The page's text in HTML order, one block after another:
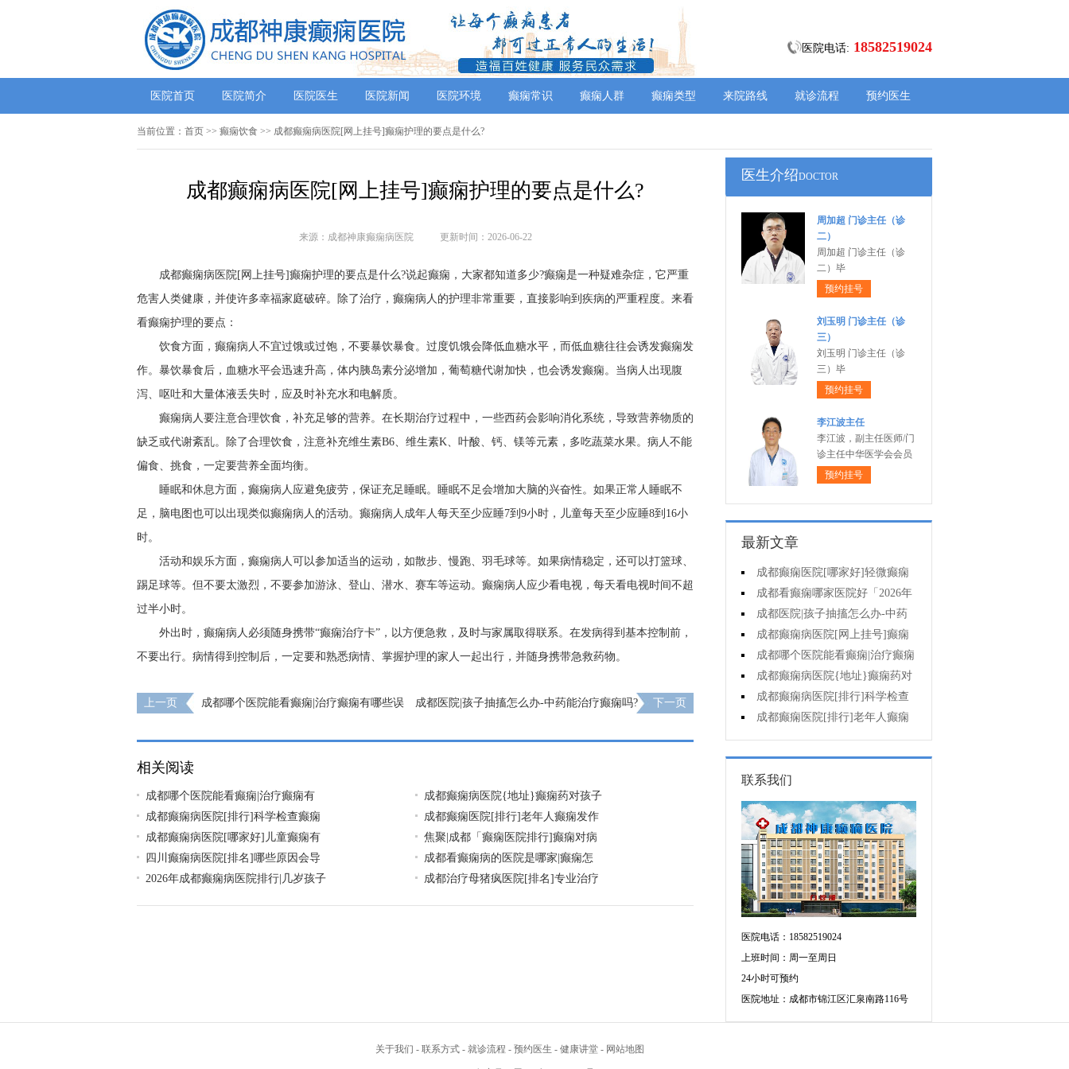
医院电话: 18582519024
医院首页 医院简介 医院医生 医院新闻 医院环境 癫痫常识 癫痫人群 癫痫类型 来院路线 就诊流程 预约医生
当前位置： 首页 >> 癫痫饮食 >> 成都癫痫病医院[网上挂号]癫痫护理的要点是什么?
成都癫痫病医院[网上挂号]癫痫护理的要点是什么?
来源：成都神康癫痫病医院 更新时间：2026-06-22
成都癫痫病医院[网上挂号]癫痫护理的要点是什么?说起癫痫，大家都知道多少?癫痫是一种疑难杂症，它严重
危害人类健康，并使许多幸福家庭破碎。除了治疗，癫痫病人的护理非常重要，直接影响到疾病的严重程度。来看
看癫痫护理的要点：
饮食方面，癫痫病人不宜过饿或过饱，不要暴饮暴食。过度饥饿会降低血糖水平，而低血糖往往会诱发癫痫发
作。暴饮暴食后，血糖水平会迅速升高，体内胰岛素分泌增加，葡萄糖代谢加快，也会诱发癫痫。当病人出现腹
泻、呕吐和大量体液丢失时，应及时补充水和电解质。
癫痫病人要注意合理饮食，补充足够的营养。在长期治疗过程中，一些西药会影响消化系统，导致营养物质的
缺乏或代谢紊乱。除了合理饮食，注意补充维生素B6、维生素K、叶酸、钙、镁等元素，多吃蔬菜水果。病人不能
偏食、挑食，一定要营养全面均衡。
睡眠和休息方面，癫痫病人应避免疲劳，保证充足睡眠。睡眠不足会增加大脑的兴奋性。如果正常人睡眠不
足，脑电图也可以出现类似癫痫病人的活动。癫痫病人成年人每天至少应睡7到9小时，儿童每天至少应睡8到16小
时。
活动和娱乐方面，癫痫病人可以参加适当的运动，如散步、慢跑、羽毛球等。如果病情稳定，还可以打篮球、
踢足球等。但不要太激烈，不要参加游泳、登山、潜水、赛车等运动。癫痫病人应少看电视，每天看电视时间不超
过半小时。
外出时，癫痫病人必须随身携带“癫痫治疗卡”，以方便急救，及时与家属取得联系。在发病得到基本控制前，
不要出行。病情得到控制后，一定要和熟悉病情、掌握护理的家人一起出行，并随身携带急救药物。
上一页
成都哪个医院能看癫痫|治疗癫痫有哪些误
成都医院|孩子抽搐怎么办-中药能治疗癫痫吗? 下一页
相关阅读
成都哪个医院能看癫痫|治疗癫痫有
成都癫痫病医院{地址}癫痫药对孩子
成都癫痫病医院[排行]科学检查癫痫
成都癫痫医院[排行]老年人癫痫发作
成都癫痫病医院[哪家好]儿童癫痫有
焦聚|成都「癫痫医院排行]癫痫对病
四川癫痫病医院[排名]哪些原因会导
成都看癫痫病的医院是哪家|癫痫怎
2026年成都癫痫病医院排行|几岁孩子
成都治疗母猪疯医院[排名]专业治疗
医生介绍DOCTOR
周加超 门诊主任（诊
二）
周加超 门诊主任（诊
二）毕
预约挂号
刘玉明 门诊主任（诊
三）
刘玉明 门诊主任（诊
三）毕
预约挂号
李江波主任
李江波，副主任医师/门
诊主任中华医学会会员
预约挂号
最新文章
成都癫痫医院[哪家好]轻微癫痫
可以不治疗吗?
成都看癫痫哪家医院好「2026年
度公布」癫痫发作时要做什么?
成都医院|孩子抽搐怎么办-中药
能治疗癫痫吗?
成都癫痫病医院[网上挂号]癫痫
护理的要点是什么?
成都哪个医院能看癫痫|治疗癫痫
有哪些误区?
成都癫痫病医院{地址}癫痫药对
孩子有伤害吗?
成都癫痫病医院[排行]科学检查
癫痫的重要性?
成都癫痫医院[排行]老年人癫痫
发作时应该怎么办?
联系我们
医院电话：18582519024
上班时间：周一至周日
24小时可预约
医院地址：成都市锦江区汇泉南路116号
关于我们 - 联系方式 - 就诊流程 - 预约医生 - 健康讲堂 - 网站地图